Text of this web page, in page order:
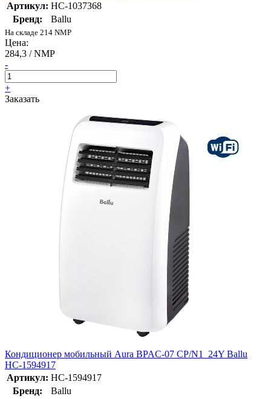
Артикул: НС-1037368
Бренд:
Ballu
На складе 214 NMP
Цена:
284,3 / NMP
-
+
Заказать
Кондиционер мобильный Aura BPAC-07 CP/N1_24Y Ballu
НС-1594917
Артикул: НС-1594917
Бренд:
Ballu